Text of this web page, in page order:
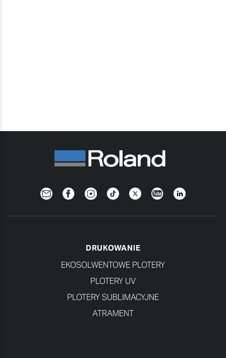
NewsletterFacebookInstagramTikTokTwitterYouTubeLinkedIn
DRUKOWANIE
EKOSOLWENTOWE PLOTERY
PLOTERY UV
PLOTERY SUBLIMACYJNE
ATRAMENT